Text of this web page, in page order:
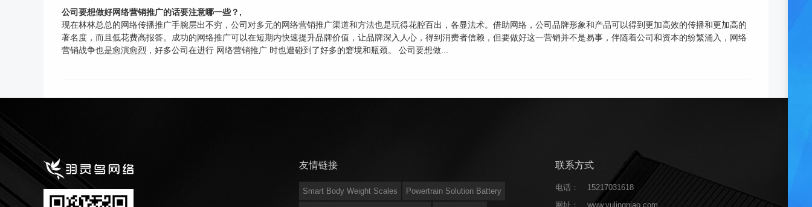
公司要想做好网络营销推广的话要注意哪一些？,
现在林林总总的网络传播推广手腕层出不穷，公司对多元的网络营销推广渠道和方法也是玩得花腔百出，各显法术。借助网络，公司品牌形象和产品可以得到更加高效的传播和更加高的
著名度，而且低花费高报答。成功的网络推广可以在短期内快速提升品牌价值，让品牌深入人心，得到消费者信赖，但要做好这一营销并不是易事，伴随着公司和资本的纷繁涌入，网络
营销战争也是愈演愈烈，好多公司在进行 网络营销推广 时也遭碰到了好多的窘境和瓶颈。 公司要想做...
友情链接
Smart Body Weight Scales Powertrain Solution Battery
联系方式
电话：
15217031618
网址：
www.yulingniao.com